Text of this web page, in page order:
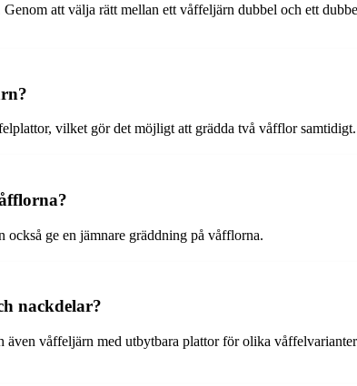
att välja rätt mellan ett våffeljärn dubbel och ett
vilket gör det möjligt att grädda två våfflor samtidigt.
ge en jämnare gräddning på våfflorna.
nackdelar?
våffeljärn med utbytbara plattor för olika